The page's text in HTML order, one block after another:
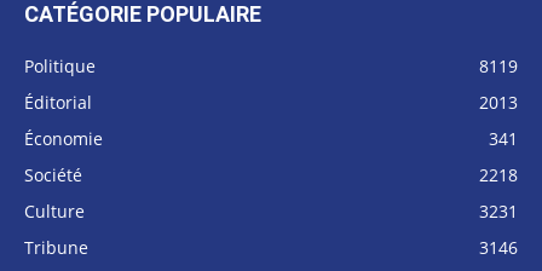
CATÉGORIE POPULAIRE
Politique
8119
Éditorial
2013
Économie
341
Société
2218
Culture
3231
Tribune
3146